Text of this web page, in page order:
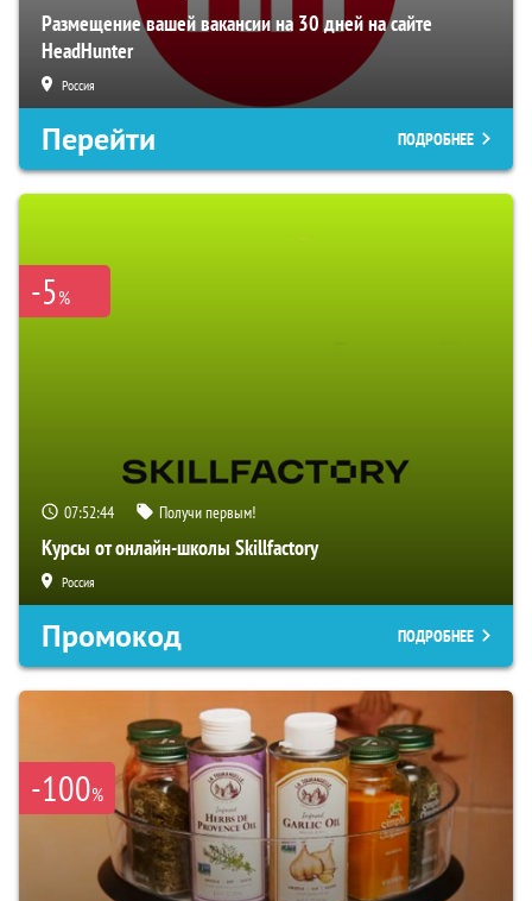
Размещение вашей вакансии на 30 дней на сайте
HeadHunter
Россия
Перейти ПОДРОБНЕЕ
-5%
07:52:43 Получи первым!
Курсы от онлайн-школы Skillfactory
Россия
Промокод ПОДРОБНЕЕ
-100%